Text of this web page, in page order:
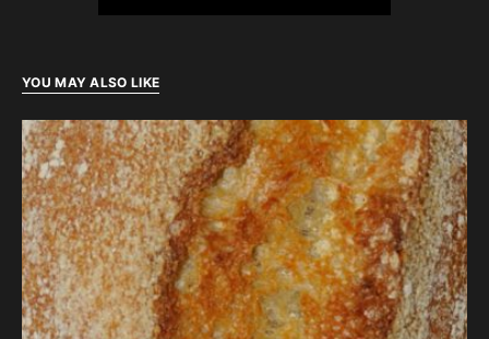
YOU MAY ALSO LIKE